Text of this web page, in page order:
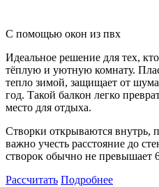
С помощью окон из пвх
Идеальное решение для тех,
тёплую и уютную комнату.
тепло зимой, защищает от
год. Такой балкон легко
место для отдыха.
Створки открываются внутрь,
важно учесть расстояние до
створок обычно не превышает
Рассчитать Подробнее